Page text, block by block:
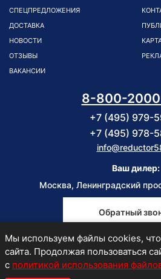
СПЕЦПРЕДЛОЖЕНИЯ
ДОСТАВКА
НОВОСТИ
ОТЗЫВЫ
ВАКАНСИИ
8-800-
+7 (495) 979-
+7 (495) 978-
Ваш дилер:
Москва, Ленинградский
Обратный
Пн-Пт
9:00-18:00
Мы используем файлы cookies,
сайта. Продолжая пользоваться
с политикой использования